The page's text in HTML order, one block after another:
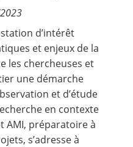
d’intérêt
et enjeux de la
les chercheuses et
une démarche
et d’étude
en contexte
AMI, préparatoire à
s’adresse à